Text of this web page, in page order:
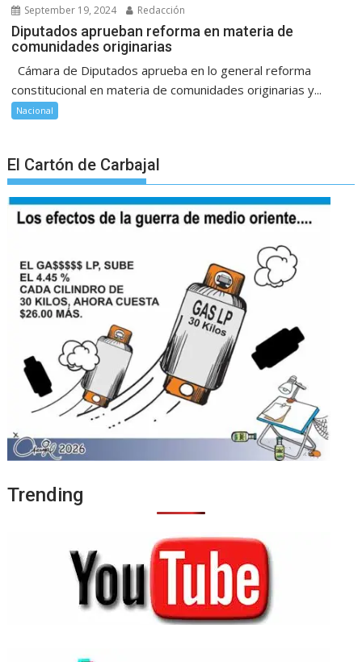
September 19, 2024 Redacción
Diputados aprueban reforma en materia de
comunidades originarias
Cámara de Diputados aprueba en lo general reforma
constitucional en materia de comunidades originarias y...
Nacional
El Cartón de Carbajal
Trending